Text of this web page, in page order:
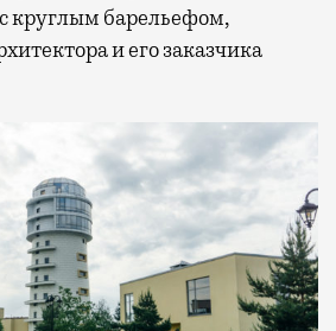
круглым барельефом,
и его заказчика